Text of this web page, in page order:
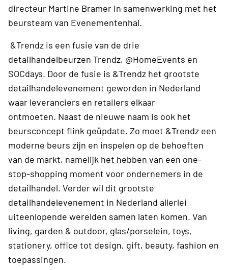
directeur Martine Bramer in samenwerking met het
beursteam van Evenementenhal.
&Trendz is een fusie van de drie
detailhandelbeurzen Trendz, @HomeEvents en
SOCdays. Door de fusie is &Trendz het grootste
detailhandelevenement geworden in Nederland
waar leveranciers en retailers elkaar
ontmoeten. Naast de nieuwe naam is ook het
beursconcept flink geüpdate. Zo moet &Trendz een
moderne beurs zijn en inspelen op de behoeften
van de markt, namelijk het hebben van een one-
stop-shopping moment voor ondernemers in de
detailhandel. Verder wil dit grootste
detailhandelevenement in Nederland allerlei
uiteenlopende werelden samen laten komen. Van
living, garden & outdoor, glas/porselein, toys,
stationery, office tot design, gift, beauty, fashion en
toepassingen.